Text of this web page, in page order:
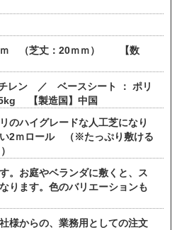
1ｍ （芝丈：20ｍｍ） 【数
チレン ／ ベースシート ： ポリ
【製造国】中国
のハイグレードな人工芝になり
い2ｍロール （※たっぷり敷ける
。お庭やベランダに敷くと、ス
ります。色のバリエーションも
様からの、業務用としての注文